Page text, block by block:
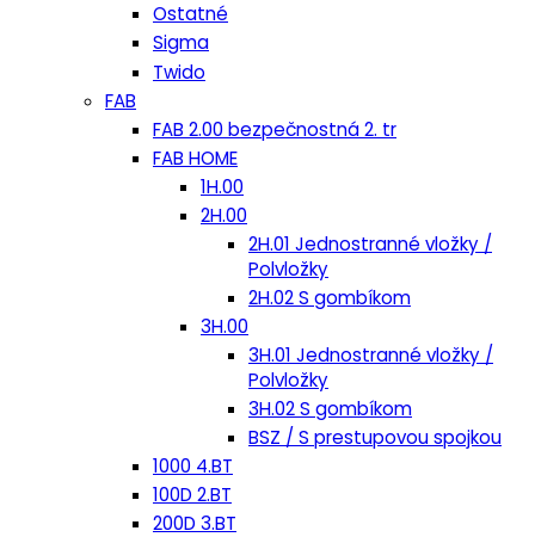
Ostatné
Sigma
Twido
FAB
FAB 2.00 bezpečnostná 2. tr
FAB HOME
1H.00
2H.00
2H.01 Jednostranné vložky /
Polvložky
2H.02 S gombíkom
3H.00
3H.01 Jednostranné vložky /
Polvložky
3H.02 S gombíkom
BSZ / S prestupovou spojkou
1000 4.BT
100D 2.BT
200D 3.BT